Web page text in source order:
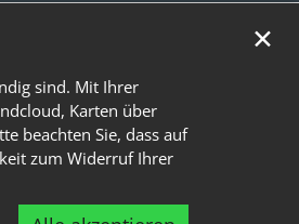
sind. Mit Ihrer
Karten über
beachten Sie, dass auf
zum Widerruf Ihrer
✕